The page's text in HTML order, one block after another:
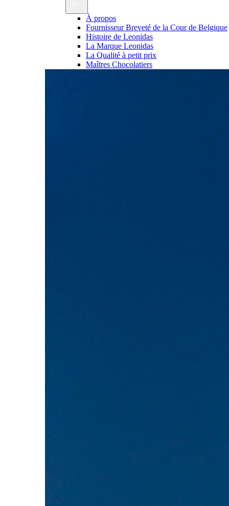
À propos
Fournisseur Breveté de la Cour de Belgique
Histoire de Leonidas
La Marque Leonidas
La Qualité à petit prix
Maîtres Chocolatiers